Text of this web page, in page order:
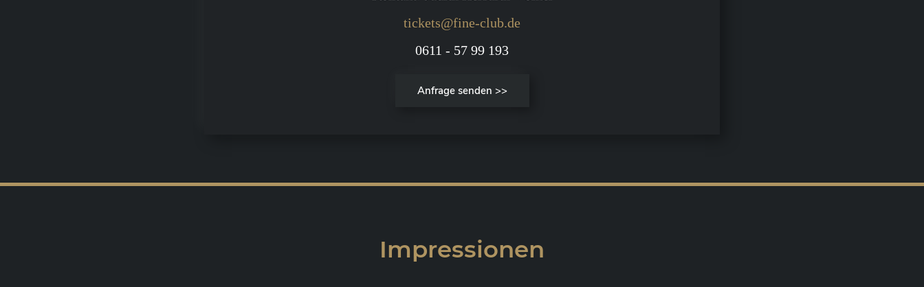
tickets@fine-club.de
0611 - 57 99 193
Anfrage senden >>
Impressionen